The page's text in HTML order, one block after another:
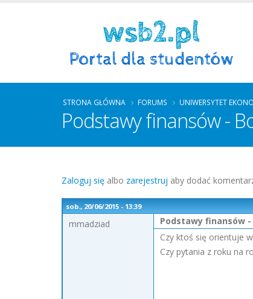
STRONA GŁÓWNA FORUMS UNIWERSYTET
Podstawy finansów -
Zaloguj się albo zarejestruj aby dodać
sob., 20/06/2015 - 13:39
mmadziad
Podstawy finansów
Czy ktoś się orientuje
Czy pytania z roku na